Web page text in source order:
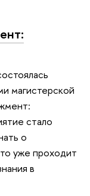
магистерской
стало
о
уже проходит
в